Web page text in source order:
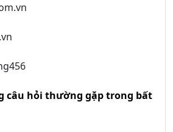
câu hỏi thường gặp trong bất